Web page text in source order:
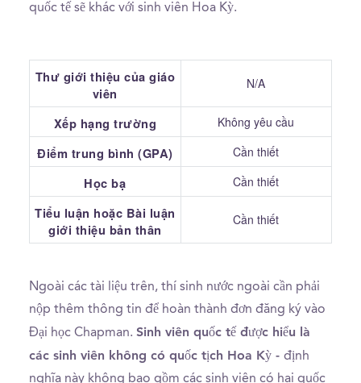
quốc tế sẽ khác với sinh viên Hoa Kỳ.
Thư giới thiệu của giáo
viên
N/A
Xếp hạng trường Không yêu cầu
Điểm trung bình (GPA) Cần thiết
Học bạ Cần thiết
Tiểu luận hoặc Bài luận
giới thiệu bản thân
Cần thiết
Ngoài các tài liệu trên, thí sinh nước ngoài cần phải
nộp thêm thông tin để hoàn thành đơn đăng ký vào
Đại học Chapman. Sinh viên quốc tế được hiểu là
các sinh viên không có quốc tịch Hoa Kỳ - định
nghĩa này không bao gồm các sinh viên có hai quốc